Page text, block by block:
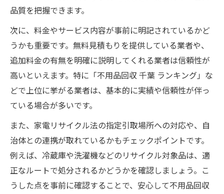
品質を把握できます。
次に、料金やサービス内容が事前に明記されているかど
うかも重要です。無料見積もりを提供している業者や、
追加料金の有無を明確に説明してくれる業者は信頼性が
高いといえます。特に「不用品回収 千葉 ランキング」な
どで上位に挙がる業者は、基本的に実績や信頼性が伴っ
ている場合が多いです。
また、家電リサイクル法の指定引取場所への対応や、自
治体との連携が取れているかもチェックポイントです。
例えば、冷蔵庫や洗濯機などのリサイクル対象品は、適
正なルートで処分されるかどうかを確認しましょう。こ
うした点を事前に確認することで、安心して不用品回収